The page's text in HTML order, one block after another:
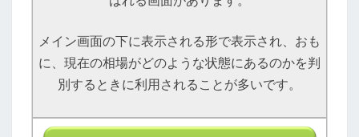
メイン画面の下に表示される形で表示され、おも
に、現在の相場がどのような状態にあるのかを判
別するときに利用されることが多いです。